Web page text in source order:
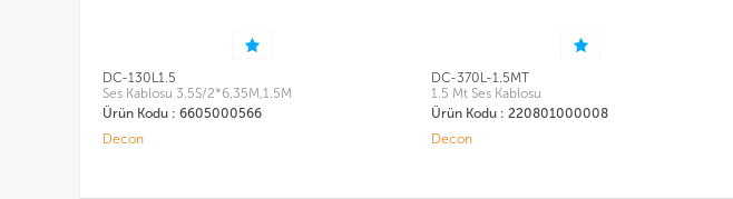
DC-370L-1.5MT
1.5 Mt Ses Kablosu
Ürün Kodu : 220801000008
Decon
DC-230L10 - 6.3mm Mono Erkek - XLR Dişi Ses
Kablosu - 10 Metre
DC-230L10